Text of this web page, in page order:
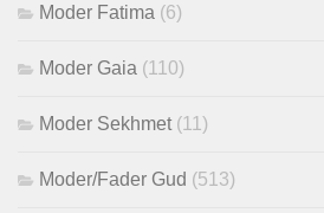
Moder Fatima (6)
Moder Gaia (110)
Moder Sekhmet (11)
Moder/Fader Gud (513)